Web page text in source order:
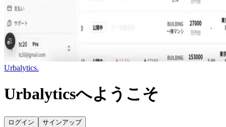
Urbalytics.
Urbalyticsへようこそ
ログイン サインアップ